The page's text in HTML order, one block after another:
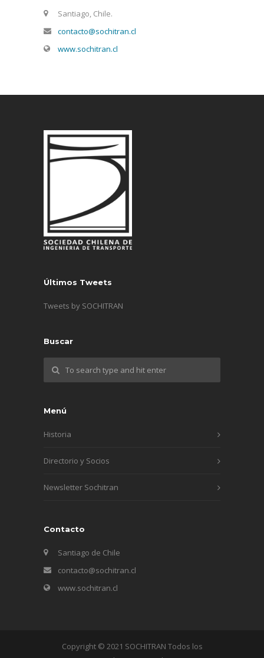
Santiago, Chile.
contacto@sochitran.cl
www.sochitran.cl
Últimos Tweets
Tweets by SOCHITRAN
Buscar
Menú
Historia
Directorio y Socios
Newsletter Sochitran
Contacto
Santiago de Chile
contacto@sochitran.cl
www.sochitran.cl
Copyright © 2021 SOCHITRAN Todos los